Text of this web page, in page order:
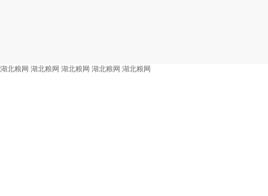
湖北粮网 湖北粮网 湖北粮网 湖北粮网 湖北粮网